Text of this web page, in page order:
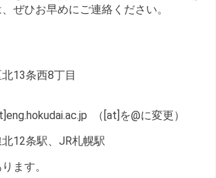
ぜひお早めにご連絡ください。
13条西8丁目
（[at]を@に変更）
12条駅、JR札幌駅
ます。